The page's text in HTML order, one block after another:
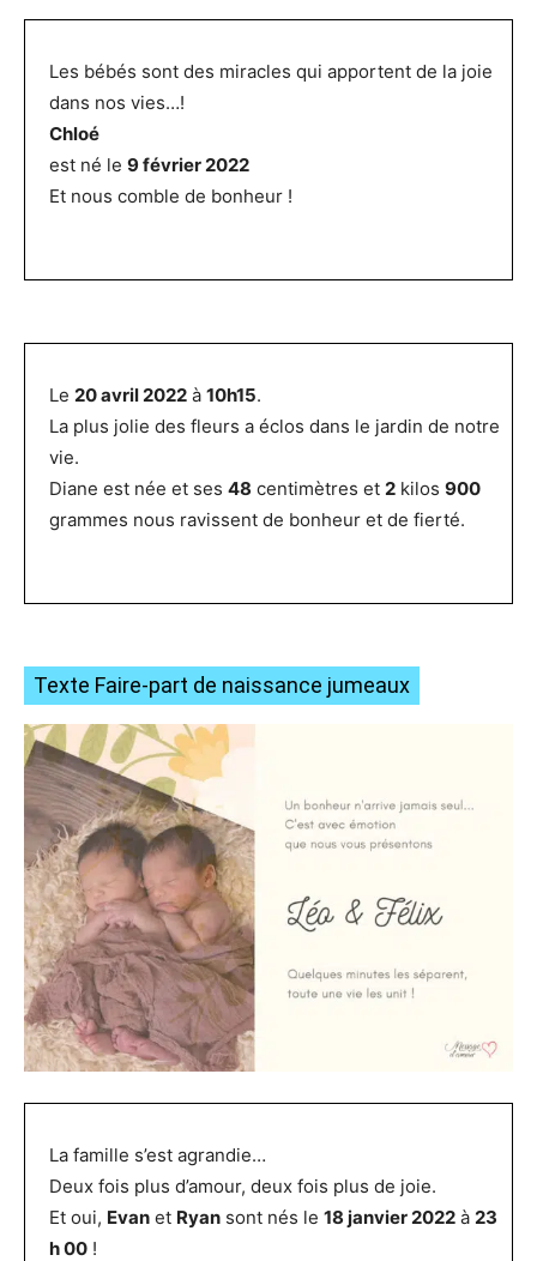
Les bébés sont des miracles qui apportent de la joie
dans nos vies…!
Chloé
est né le 9 février 2022
Et nous comble de bonheur !
Le 20 avril 2022 à 10h15.
La plus jolie des fleurs a éclos dans le jardin de notre
vie.
Diane est née et ses 48 centimètres et 2 kilos 900
grammes nous ravissent de bonheur et de fierté.
Texte Faire-part de naissance jumeaux
La famille s’est agrandie…
Deux fois plus d’amour, deux fois plus de joie.
Et oui, Evan et Ryan sont nés le 18 janvier 2022 à 23
h 00 !